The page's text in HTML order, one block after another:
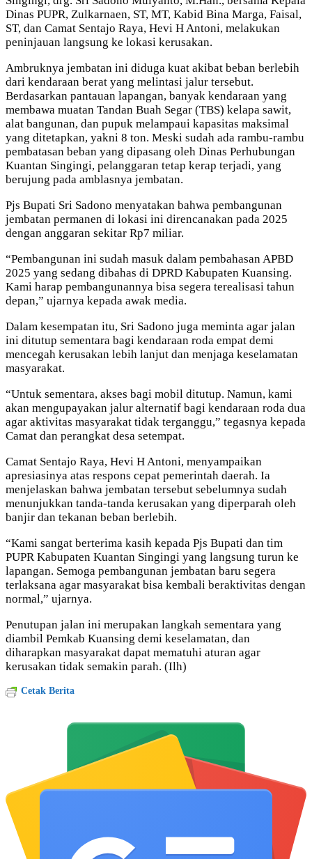
Dinas PUPR, Zulkarnaen, ST, MT, Kabid Bina Marga, Faisal,
ST, dan Camat Sentajo Raya, Hevi H Antoni, melakukan
peninjauan langsung ke lokasi kerusakan.
Ambruknya jembatan ini diduga kuat akibat beban berlebih
dari kendaraan berat yang melintasi jalur tersebut.
Berdasarkan pantauan lapangan, banyak kendaraan yang
membawa muatan Tandan Buah Segar (TBS) kelapa sawit,
alat bangunan, dan pupuk melampaui kapasitas maksimal
yang ditetapkan, yakni 8 ton. Meski sudah ada rambu-rambu
pembatasan beban yang dipasang oleh Dinas Perhubungan
Kuantan Singingi, pelanggaran tetap kerap terjadi, yang
berujung pada amblasnya jembatan.
Pjs Bupati Sri Sadono menyatakan bahwa pembangunan
jembatan permanen di lokasi ini direncanakan pada 2025
dengan anggaran sekitar Rp7 miliar.
“Pembangunan ini sudah masuk dalam pembahasan APBD
2025 yang sedang dibahas di DPRD Kabupaten Kuansing.
Kami harap pembangunannya bisa segera terealisasi tahun
depan,” ujarnya kepada awak media.
Dalam kesempatan itu, Sri Sadono juga meminta agar jalan
ini ditutup sementara bagi kendaraan roda empat demi
mencegah kerusakan lebih lanjut dan menjaga keselamatan
masyarakat.
“Untuk sementara, akses bagi mobil ditutup. Namun, kami
akan mengupayakan jalur alternatif bagi kendaraan roda dua
agar aktivitas masyarakat tidak terganggu,” tegasnya kepada
Camat dan perangkat desa setempat.
Camat Sentajo Raya, Hevi H Antoni, menyampaikan
apresiasinya atas respons cepat pemerintah daerah. Ia
menjelaskan bahwa jembatan tersebut sebelumnya sudah
menunjukkan tanda-tanda kerusakan yang diperparah oleh
banjir dan tekanan beban berlebih.
“Kami sangat berterima kasih kepada Pjs Bupati dan tim
PUPR Kabupaten Kuantan Singingi yang langsung turun ke
lapangan. Semoga pembangunan jembatan baru segera
terlaksana agar masyarakat bisa kembali beraktivitas dengan
normal,” ujarnya.
Penutupan jalan ini merupakan langkah sementara yang
diambil Pemkab Kuansing demi keselamatan, dan
diharapkan masyarakat dapat mematuhi aturan agar
kerusakan tidak semakin parah. (Ilh)
Cetak Berita